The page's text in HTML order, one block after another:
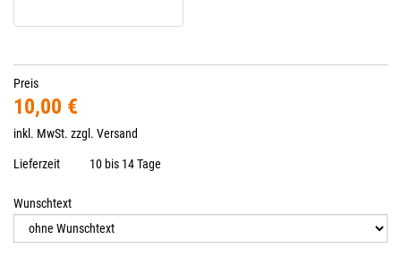
Preis
10,00 €
inkl. MwSt. zzgl. Versand
Lieferzeit 10 bis 14 Tage
Wunschtext